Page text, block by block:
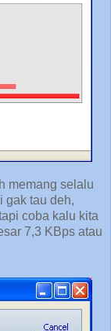
memang selalu
gak tau deh,
coba kalu kita
7,3 KBps atau